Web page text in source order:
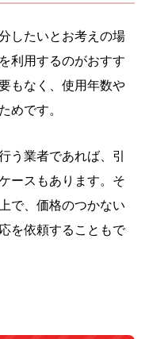
したいとお考えの場
利用するのがおすす
もなく、使用年数や
めです。
う業者であれば、引
ースもあります。そ
で、価格のつかない
を依頼することもで